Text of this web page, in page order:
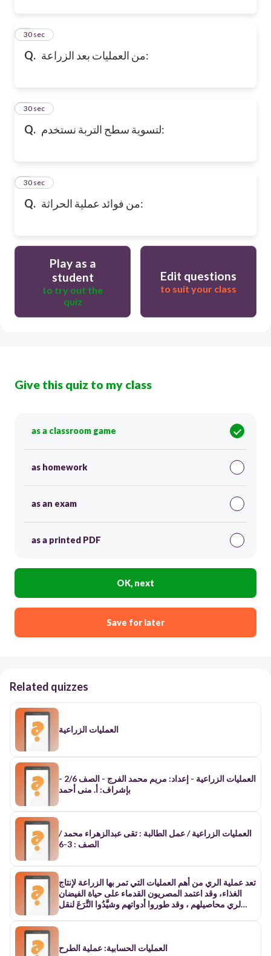
Q. من العمليات بعد الزراعة:
4
30 sec
Q. لتسوية سطح التربة نستخدم:
5
30 sec
Q. من فوائد عملية الحراثة:
6
30 sec
Play as a
student
to try out the
quiz
Edit questions
to suit your class
Give this quiz to my class
as a classroom game
as homework
as an exam
as a printed PDF
OK, next
Save for later
Related quizzes
العمليات الزراعية
العمليات الزراعية - إعداد: مريم محمد الفرج - الصف 2/6 -
بإشراف: أ. منى أحمد
العمليات الزراعية / عمل الطالبة : تقى عبدالزهراء محمد /
الصف : 3-6
تعد عملية الري من أهم العمليات التي تمر بها الزراعة لإنتاج
الغذاء، وقد اعتمد المصريون القدماء على حياة الفيضان
لري محاصيلهم ، وقد طوروا أدواتهم وشيَّدُوا التَّرَعَ لنقل
للري: الري بالتنقيط، والري بالرش ، وهذه الطرائق لا
العمليات الحسابية: عملية الطرح